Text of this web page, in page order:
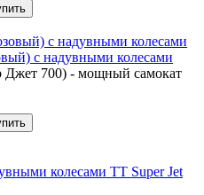
с надувными колесами
Джет 700) - мощный самокат